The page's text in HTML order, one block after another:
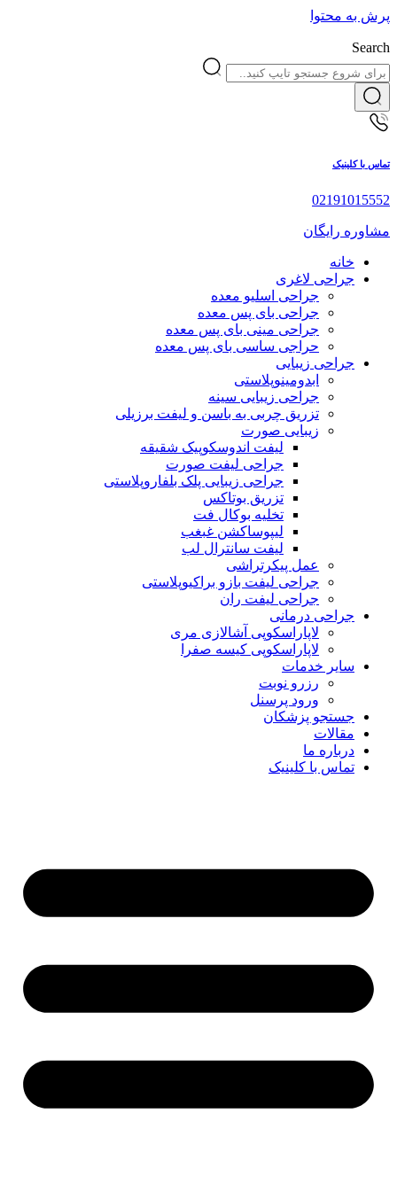
پرش به محتوا
Search
تماس با کلینیک
02191015552
مشاوره رایگان
خانه
جراحی لاغری
جراحی اسلیو معده
جراحی بای پس معده
جراحی مینی بای پس معده
حراجی ساسی بای پس معده
جراحی زیبایی
ابدومینوپلاستی
جراحی زیبایی سینه
تزریق چربی به باسن و لیفت برزیلی
زیبایی صورت
لیفت اندوسکوپیک شقیقه
جراحی لیفت صورت
جراحی زیبایی پلک بلفاروپلاستی
تزریق بوتاکس
تخلیه بوکال فت
لیپوساکشن غبغب
لیفت سانترال لب
عمل پیکرتراشی
جراحی لیفت بازو براکیوپلاستی
جراحی لیفت ران
جراحی درمانی
لاپاراسکوپی آشالازی مری
لاپاراسکوپی کیسه صفرا
سایر خدمات
رزرو نوبت
ورود پرسنل
جستجو پزشکان
مقالات
درباره ما
تماس با کلینیک